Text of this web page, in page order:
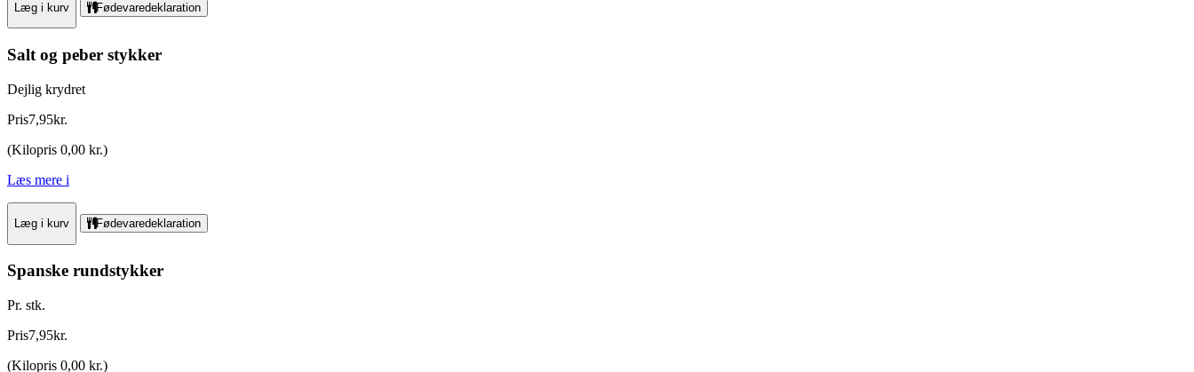
Læg i kurv Fødevaredeklaration
Salt og peber stykker
Dejlig krydret
Pris7,95kr.
(Kilopris 0,00 kr.)
Læs mere i
Læg i kurv Fødevaredeklaration
Spanske rundstykker
Pr. stk.
Pris7,95kr.
(Kilopris 0,00 kr.)